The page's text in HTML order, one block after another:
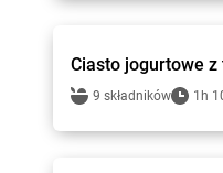
bi1 -
Ciasto jogurtowe
9 składników 1h
bi1 -